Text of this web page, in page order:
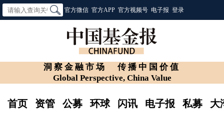
官方微信 官方APP 官方视频号 电子报 登录
洞察金融市场
传播中国价值
Global Perspective, China Value
首页 资管 公募 环球 闪讯 电子报 私募 大